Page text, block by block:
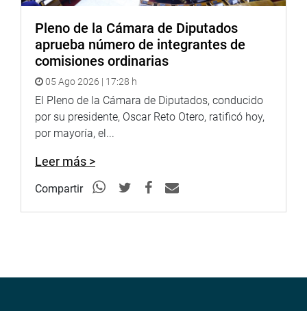
Pleno de la Cámara de Diputados
aprueba número de integrantes de
comisiones ordinarias
05 Ago 2026 | 17:28 h
El Pleno de la Cámara de Diputados, conducido
por su presidente, Oscar Reto Otero, ratificó hoy,
por mayoría, el...
Leer más >
Compartir